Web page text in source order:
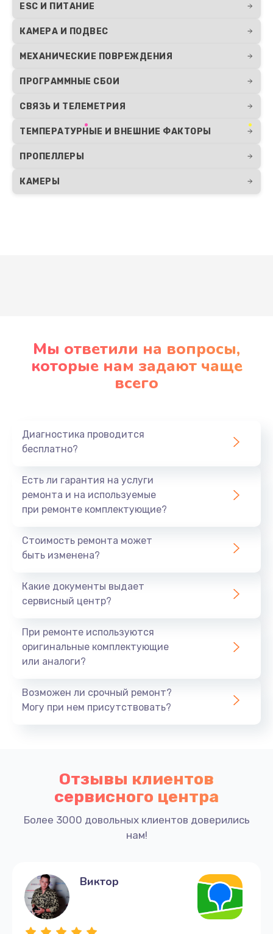
ESC И ПИТАНИЕ
КАМЕРА И ПОДВЕС
МЕХАНИЧЕСКИЕ ПОВРЕЖДЕНИЯ
ПРОГРАММНЫЕ СБОИ
СВЯЗЬ И ТЕЛЕМЕТРИЯ
ТЕМПЕРАТУРНЫЕ И ВНЕШНИЕ ФАКТОРЫ
ПРОПЕЛЛЕРЫ
КАМЕРЫ
Мы ответили на вопросы,
которые нам задают чаще
всего
Диагностика проводится
бесплатно?
Есть ли гарантия на услуги
ремонта и на используемые
при ремонте комплектующие?
Стоимость ремонта может
быть изменена?
Какие документы выдает
сервисный центр?
При ремонте используются
оригинальные комплектующие
или аналоги?
Возможен ли срочный ремонт?
Могу при нем присутствовать?
Отзывы клиентов
сервисного центра
Более 3000 довольных клиентов доверились
нам!
Виктор